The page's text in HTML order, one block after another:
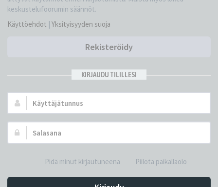
keskustelufoorumin säännöt.
Käyttöehdot | Yksityisyyden suoja
Rekisteröidy
KIRJAUDU TILILLESI
Käyttäjätunnus:
Salasana:
Pidä minut kirjautuneena Piilota paikallaolo